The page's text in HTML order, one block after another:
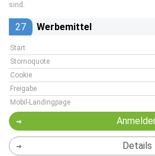
sind.
27 Werbemittel
Start
Stornoquote
Cookie
Freigabe
Mobil-Landingpage
Details